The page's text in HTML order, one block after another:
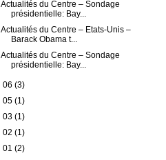
Actualités du Centre – Sondage
présidentielle: Bay...
Actualités du Centre – Etats-Unis –
Barack Obama t...
Actualités du Centre – Sondage
présidentielle: Bay...
06 (3)
05 (1)
03 (1)
02 (1)
01 (2)